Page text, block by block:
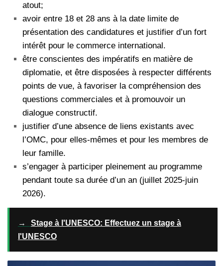
atout;
avoir entre 18 et 28 ans à la date limite de
présentation des candidatures et justifier d’un fort
intérêt pour le commerce international.
être conscientes des impératifs en matière de
diplomatie, et être disposées à respecter différents
points de vue, à favoriser la compréhension des
questions commerciales et à promouvoir un
dialogue constructif.
justifier d’une absence de liens existants avec
l’OMC, pour elles-mêmes et pour les membres de
leur famille.
s’engager à participer pleinement au programme
pendant toute sa durée d’un an (juillet 2025-juin
2026).
→
Stage à l'UNESCO: Effectuez un stage à
l'UNESCO